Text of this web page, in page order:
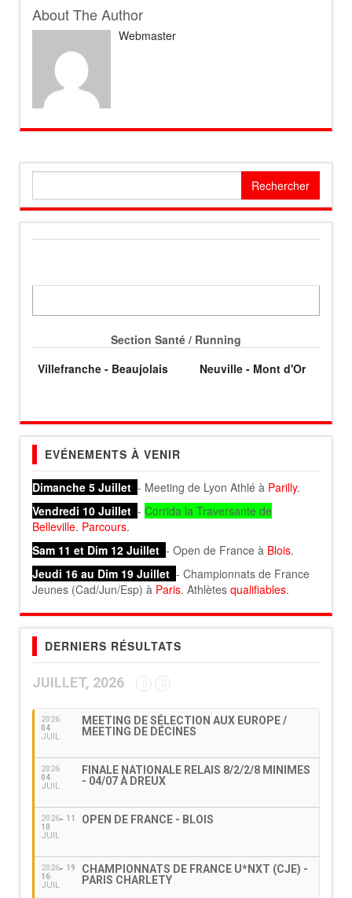
About The Author
Webmaster
Section Santé / Running
Villefranche - Beaujolais
Neuville - Mont d'Or
EVÉNEMENTS À VENIR
Dimanche 5 Juillet - Meeting de Lyon Athlé à Parilly.
Vendredi 10 Juillet - Corrida la Traversante de
Belleville. Parcours.
Sam 11 et Dim 12 Juillet - Open de France à Blois.
Jeudi 16 au Dim 19 Juillet - Championnats de France
Jeunes (Cad/Jun/Esp) à Paris. Athlètes qualifiables.
DERNIERS RÉSULTATS
JUILLET, 2026
2026
04
JUIL
MEETING DE SÉLECTION AUX EUROPE /
MEETING DE DÉCINES
2026
04
JUIL
FINALE NATIONALE RELAIS 8/2/2/8 MINIMES
- 04/07 À DREUX
2026
10
JUIL
11 OPEN DE FRANCE - BLOIS
2026
16
JUIL
19
CHAMPIONNATS DE FRANCE U*NXT (CJE) -
PARIS CHARLETY